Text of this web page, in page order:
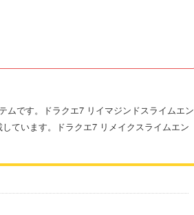
ムです。ドラクエ7 リイマジンドスライムエン
ています。ドラクエ7 リメイクスライムエン